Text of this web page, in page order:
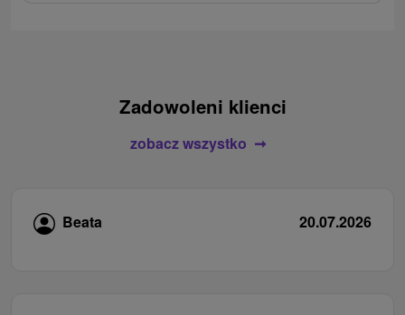
Zadowoleni klienci
zobacz wszystko
Beata 20.07.2026